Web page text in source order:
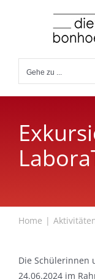
Gehe zu ...
Home
Die Schülerinnen
24.06.2024 im